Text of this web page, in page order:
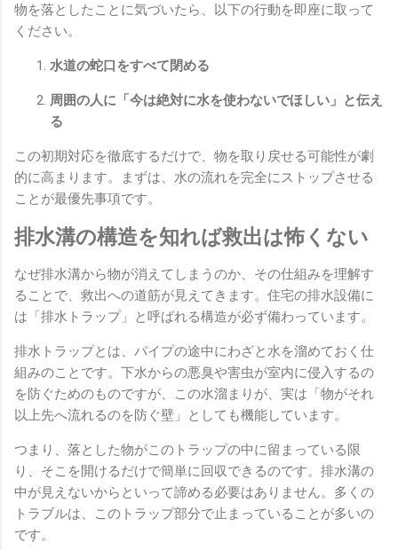
物を落としたことに気づいたら、以下の行動を即座に取って
ください。
水道の蛇口をすべて閉める
周囲の人に「今は絶対に水を使わないでほしい」と伝え
る
この初期対応を徹底するだけで、物を取り戻せる可能性が劇
的に高まります。まずは、水の流れを完全にストップさせる
ことが最優先事項です。
排水溝の構造を知れば救出は怖くない
なぜ排水溝から物が消えてしまうのか、その仕組みを理解す
ることで、救出への道筋が見えてきます。住宅の排水設備に
は「排水トラップ」と呼ばれる構造が必ず備わっています。
排水トラップとは、パイプの途中にわざと水を溜めておく仕
組みのことです。下水からの悪臭や害虫が室内に侵入するの
を防ぐためのものですが、この水溜まりが、実は「物がそれ
以上先へ流れるのを防ぐ壁」としても機能しています。
つまり、落とした物がこのトラップの中に留まっている限
り、そこを開けるだけで簡単に回収できるのです。排水溝の
中が見えないからといって諦める必要はありません。多くの
トラブルは、このトラップ部分で止まっていることが多いの
です。